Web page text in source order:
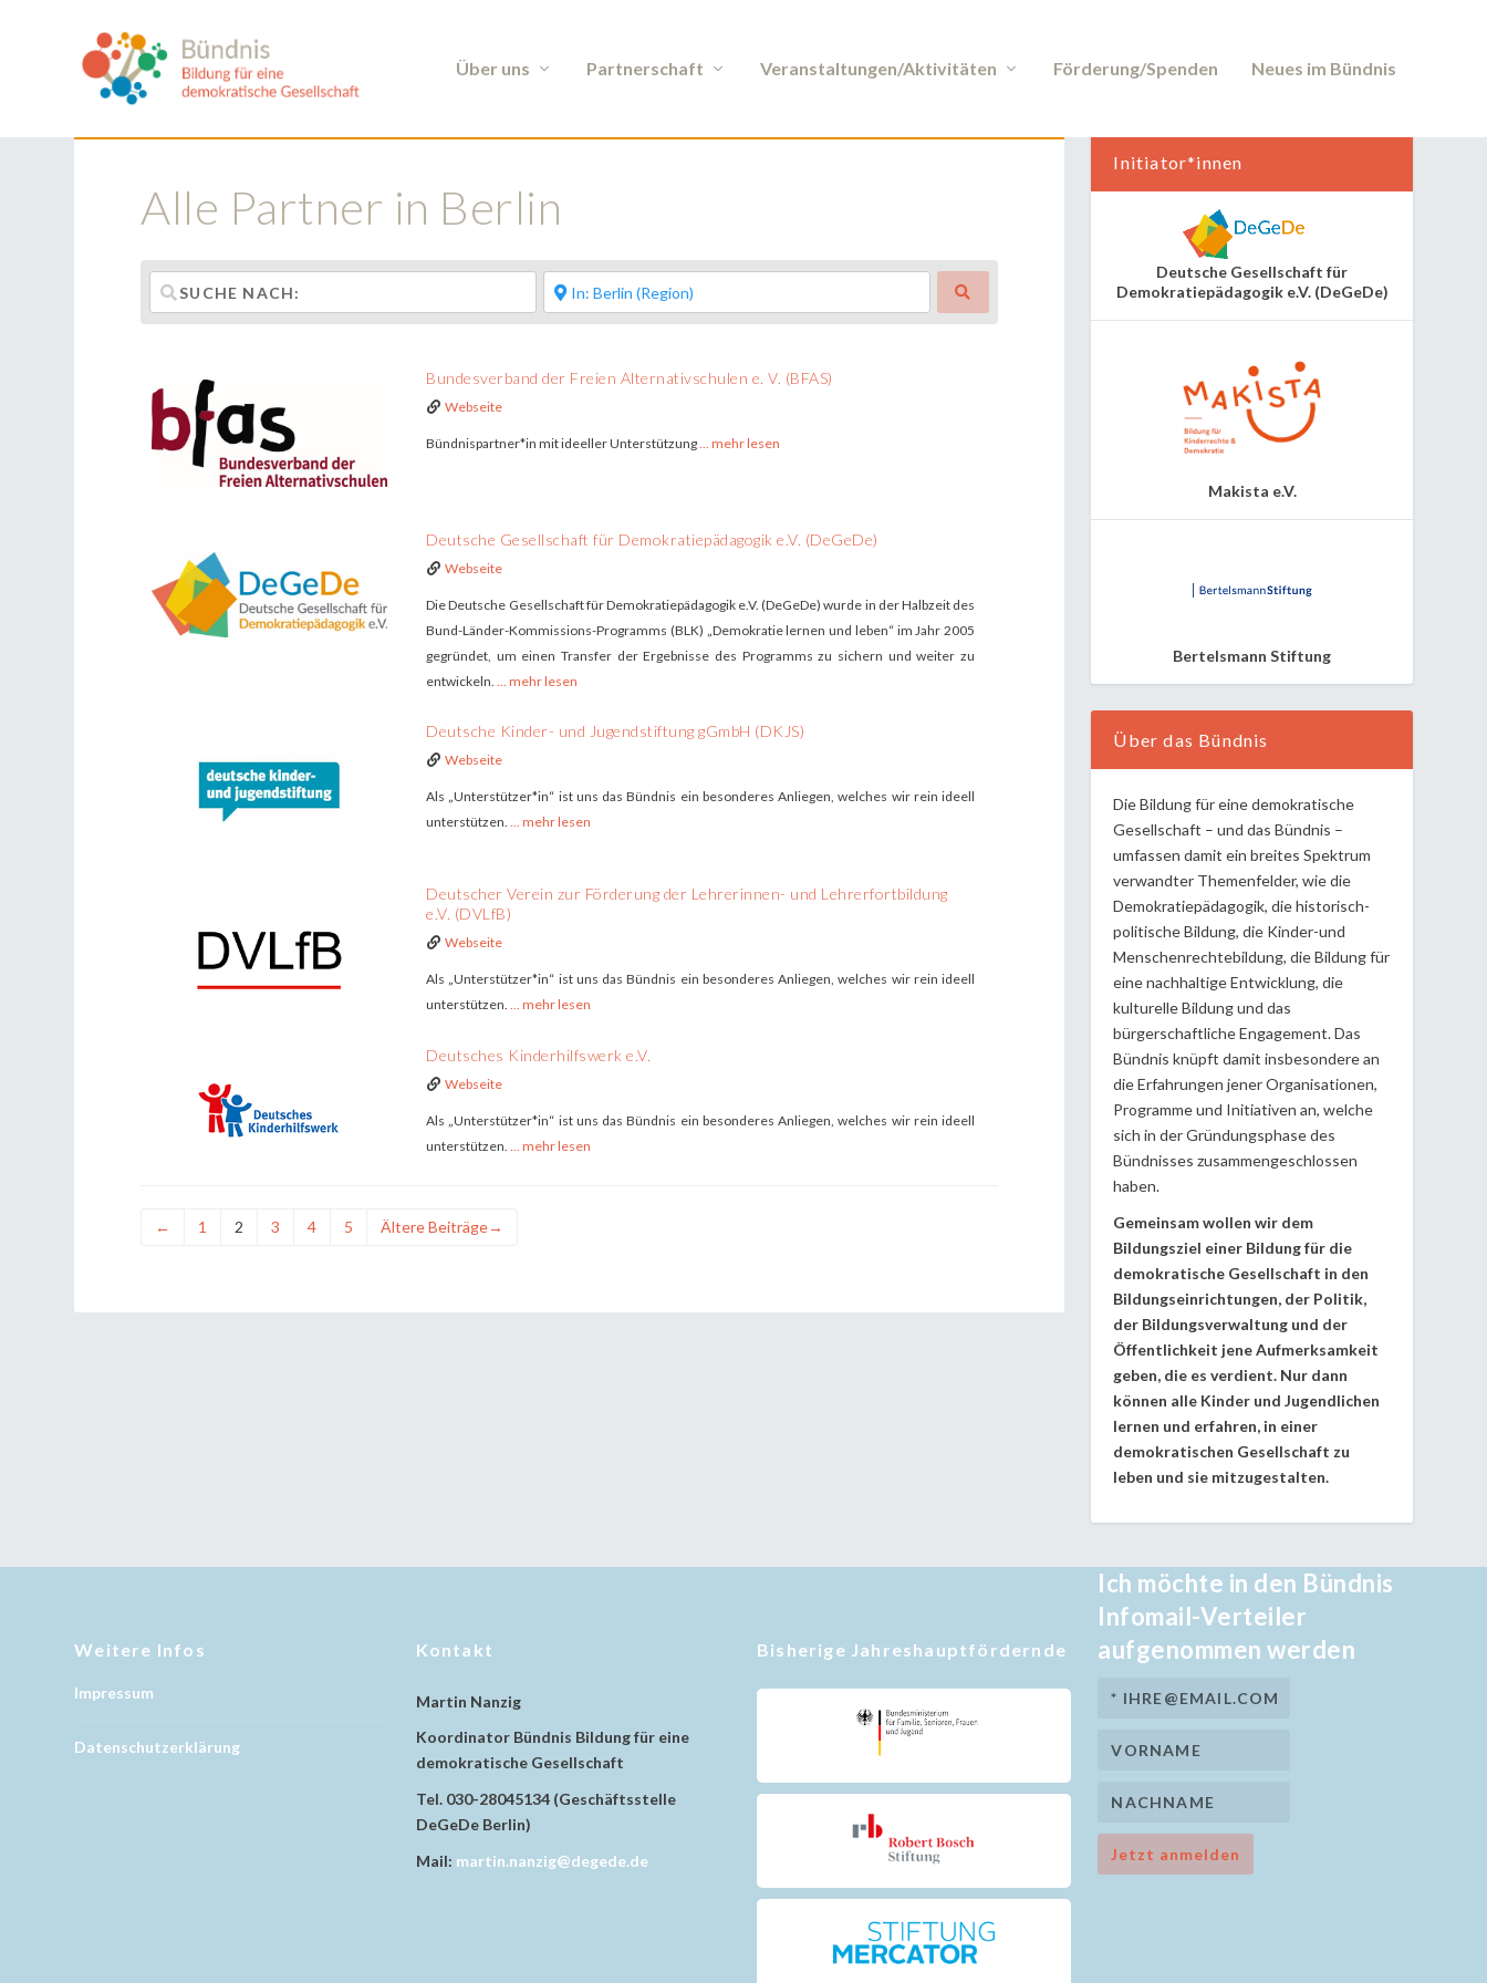
Über uns Partnerschaft Veranstaltungen/Aktivitäten Förderung/Spenden Neues im Bündnis
Alle Partner in Berlin
Bundesverband der Freien Alternativschulen e. V. (BFAS)
Webseite
Bündnispartner*in mit ideeller Unterstützung... mehr lesen
Deutsche Gesellschaft für Demokratiepädagogik e.V. (DeGeDe)
Webseite
Die Deutsche Gesellschaft für Demokratiepädagogik e.V. (DeGeDe) wurde in der Halbzeit des
Bund-Länder-Kommissions-Programms (BLK) „Demokratie lernen und leben“ im Jahr 2005
gegründet, um einen Transfer der Ergebnisse des Programms zu sichern und weiter zu
entwickeln. ... mehr lesen
Deutsche Kinder- und Jugendstiftung gGmbH (DKJS)
Webseite
Als „Unterstützer*in“ ist uns das Bündnis ein besonderes Anliegen, welches wir rein ideell
unterstützen. ... mehr lesen
Deutscher Verein zur Förderung der Lehrerinnen- und Lehrerfortbildung
e.V. (DVLfB)
Webseite
Als „Unterstützer*in“ ist uns das Bündnis ein besonderes Anliegen, welches wir rein ideell
unterstützen.
... mehr lesen
Deutsches Kinderhilfswerk e.V.
Webseite
Als „Unterstützer*in“ ist uns das Bündnis ein besonderes Anliegen, welches wir rein ideell
unterstützen.
... mehr lesen
← 1 2 3 4 5 →
Initiator*innen
Deutsche Gesellschaft für
Demokratiepädagogik e.V. (DeGeDe)
Makista e.V.
Bertelsmann Stiftung
Über das Bündnis
Die Bildung für eine demokratische
Gesellschaft – und das Bündnis –
umfassen damit ein breites Spektrum
verwandter Themenfelder, wie die
Demokratiepädagogik, die historisch-
politische Bildung, die Kinder-und
Menschenrechtebildung, die Bildung für
eine nachhaltige Entwicklung, die
kulturelle Bildung und das
bürgerschaftliche Engagement. Das
Bündnis knüpft damit insbesondere an
die Erfahrungen jener Organisationen,
Programme und Initiativen an, welche
sich in der Gründungsphase des
Bündnisses zusammengeschlossen
haben.
Gemeinsam wollen wir dem
Bildungsziel einer Bildung für die
demokratische Gesellschaft in den
Bildungseinrichtungen, der Politik,
der Bildungsverwaltung und der
Öffentlichkeit jene Aufmerksamkeit
geben, die es verdient. Nur dann
können alle Kinder und Jugendlichen
lernen und erfahren, in einer
demokratischen Gesellschaft zu
leben und sie mitzugestalten.
Weitere Infos
Impressum
Datenschutzerklärung
Kontakt
Martin Nanzig
Koordinator Bündnis Bildung für eine
demokratische Gesellschaft
Tel. 030-28045134 (Geschäftsstelle
DeGeDe Berlin)
Mail: martin.nanzig@degede.de
Bisherige Jahreshauptfördernde
Ich möchte in den Bündnis
Infomail-Verteiler
aufgenommen werden